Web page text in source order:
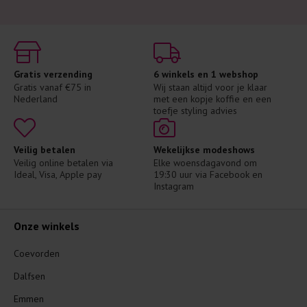
Gratis verzending
Gratis vanaf €75 in
Nederland
6 winkels en 1 webshop
Wij staan altijd voor je klaar
met een kopje koffie en een
toefje styling advies
Veilig betalen
Veilig online betalen via
Ideal, Visa, Apple pay
Wekelijkse modeshows
Elke woensdagavond om
19:30 uur via Facebook en
Instagram
Onze winkels
Coevorden
Dalfsen
Emmen